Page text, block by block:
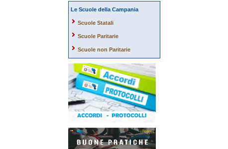
Le Scuole della Campania
Scuole Statali
Scuole Paritarie
Scuole non Paritarie